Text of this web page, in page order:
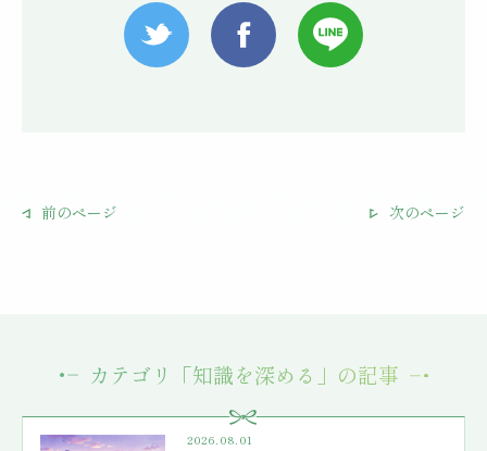
前のページ 次のページ
カテゴリ「知識を深める」の記事
2026.08.01